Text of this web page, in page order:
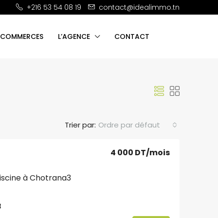
+216 53 54 08 19 contact@idealimmo.tn
L’AGENCE CONTACT
Trier par: Ordre par défaut
à Chotrana3
4 000 DT/mois